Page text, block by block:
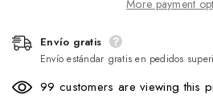
More payment
Envío gratis
Envío estándar gratis en pedidos
99 customers are viewing this